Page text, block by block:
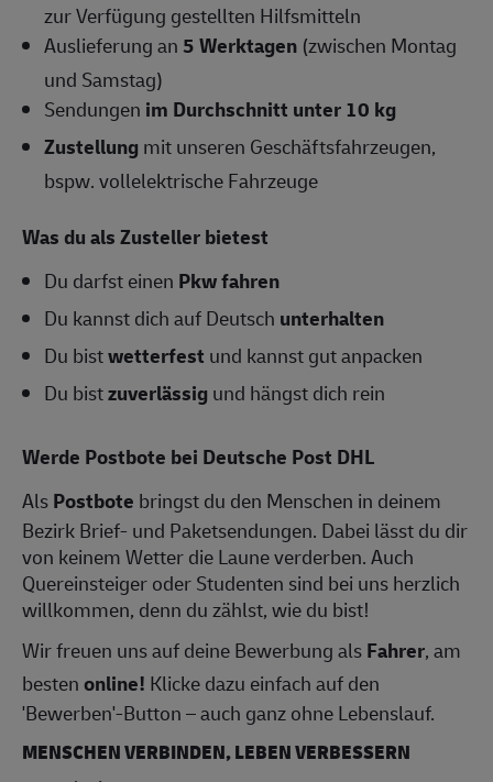
zur Verfügung gestellten Hilfsmitteln
Auslieferung an5 Werktagen (zwischen Montag
und Samstag)
Sendungen im Durchschnitt unter 10 kg
Zustellungmit unseren Geschäftsfahrzeugen,
bspw. vollelektrische Fahrzeuge
Was du als Zusteller bietest
Du darfst einen Pkw fahren
Du kannst dich auf Deutsch unterhalten
Du bistwetterfest und kannst gut anpacken
Du bistzuverlässigund hängst dich rein
Werde Postbote bei Deutsche Post DHL
AlsPostbote bringst du den Menschen in deinem
Bezirk Brief- und Paketsendungen. Dabei lässt du dir
von keinem Wetter die Laune verderben. Auch
Quereinsteiger oder Studenten sind bei uns herzlich
willkommen, denn du zählst, wie du bist!
Wir freuen uns auf deine Bewerbung alsFahrer, am
bestenonline! Klicke dazu einfach auf den
'Bewerben'-Button – auch ganz ohne Lebenslauf.
MENSCHEN VERBINDEN, LEBEN VERBESSERN